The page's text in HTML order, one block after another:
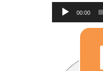
Audio-
Player
00:00